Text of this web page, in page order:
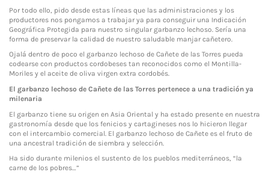
Por todo ello, pido desde estas líneas que las administraciones y los
productores nos pongamos a trabajar ya para conseguir una Indicación
Geográfica Protegida para nuestro singular garbanzo lechoso. Sería una
forma de preservar la calidad de nuestro saludable manjar cañetero.
Ojalá dentro de poco el garbanzo lechoso de Cañete de las Torres pueda
codearse con productos cordobeses tan reconocidos como el Montilla-
Moriles y el aceite de oliva virgen extra cordobés.
El garbanzo lechoso de Cañete de las Torres pertenece a una tradición ya
milenaria
El garbanzo tiene su origen en Asia Oriental y ha estado presente en nuestra
gastronomía desde que los fenicios y cartagineses nos lo hicieron llegar
con el intercambio comercial. El garbanzo lechoso de Cañete es el fruto de
una ancestral tradición de siembra y selección.
Ha sido durante milenios el sustento de los pueblos mediterráneos, “la
carne de los pobres…”